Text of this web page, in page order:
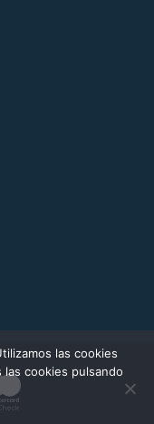
las cookies
cookies pulsando